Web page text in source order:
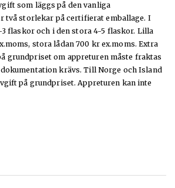
som läggs på den vanliga
två storlekar på certifierat emballage. I
flaskor och i den stora 4-5 flaskor. Lilla
stora lådan 700 kr ex.moms. Extra
grundpriset om appreturen måste fraktas
dokumentation krävs. Till Norge och Island
på grundpriset. Appreturen kan inte